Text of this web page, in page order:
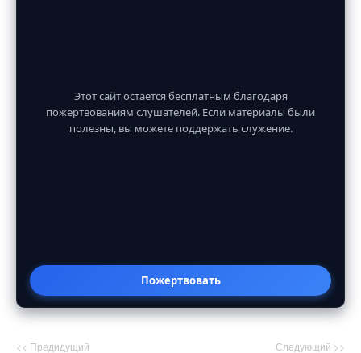
Этот сайт остаётся бесплатным благодаря
пожертвованиям слушателей. Если материалы были
полезны, вы можете поддержать служение.
Пожертвовать
<< Предидущий Следующий >>